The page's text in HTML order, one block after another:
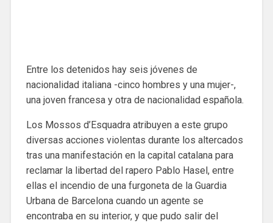
Entre los detenidos hay seis jóvenes de
nacionalidad italiana -cinco hombres y una mujer-,
una joven francesa y otra de nacionalidad española.
Los Mossos d’Esquadra atribuyen a este grupo
diversas acciones violentas durante los altercados
tras una manifestación en la capital catalana para
reclamar la libertad del rapero Pablo Hasel, entre
ellas el incendio de una furgoneta de la Guardia
Urbana de Barcelona cuando un agente se
encontraba en su interior, y que pudo salir del